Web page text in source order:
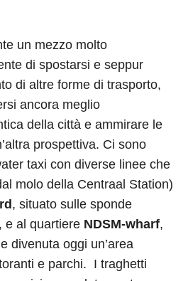
un mezzo molto
di spostarsi e seppur
di altre forme di trasporto,
ancora meglio
della città e ammirare le
prospettiva. Ci sono
taxi con diverse linee che
molo della Centraal Station)
, situato sulle sponde
e al quartiere NDSM-wharf,
divenuta oggi un’area
e parchi. I traghetti